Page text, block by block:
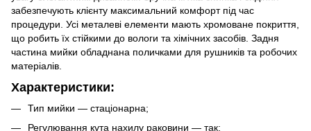
забезпечують клієнту максимальний комфорт під час
процедури. Усі металеві елементи мають хромоване покриття,
що робить їх стійкими до вологи та хімічних засобів. Задня
частина мийки обладнана поличками для рушників та робочих
матеріалів.
Характеристики:
Тип мийки — стаціонарна;
Регулювання кута нахилу раковини — так;